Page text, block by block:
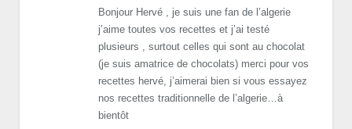
Bonjour Hervé , je suis une fan de l’algerie
j’aime toutes vos recettes et j’ai testé
plusieurs , surtout celles qui sont au chocolat
(je suis amatrice de chocolats) merci pour vos
recettes hervé, j’aimerai bien si vous essayez
nos recettes traditionnelle de l’algerie…à
bientôt